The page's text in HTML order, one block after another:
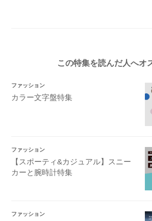
この特集を読んだ人へオ
ファッション
カラー文字盤特集
ファッション
【スポーティ&カジュアル】スニー
カーと腕時計特集
ファッション